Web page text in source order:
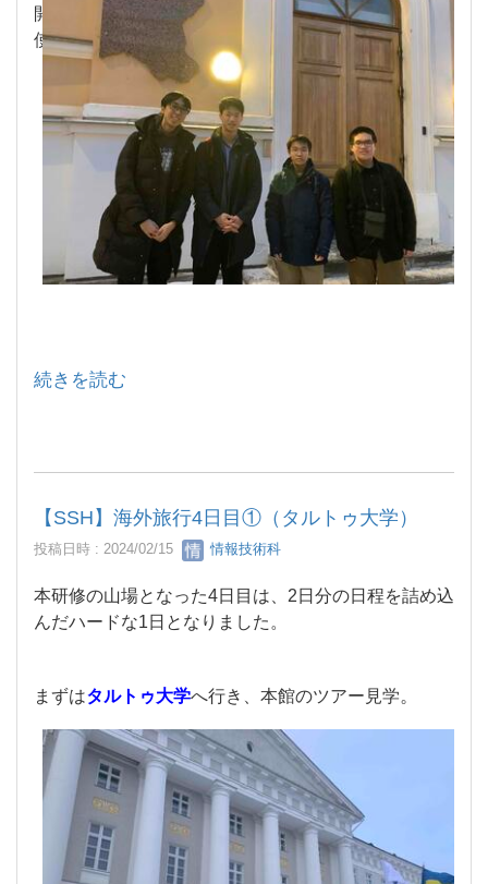
開発するアプリケーションに関するインタビューと大
使館訪問です。
続きを読む
【SSH】海外旅行4日目①（タルトゥ大学）
投稿日時 : 2024/02/15 情報技術科
本研修の山場となった4日目は、2日分の日程を詰め込
んだハードな1日となりました。
まずはタルトゥ大学へ行き、本館のツアー見学。